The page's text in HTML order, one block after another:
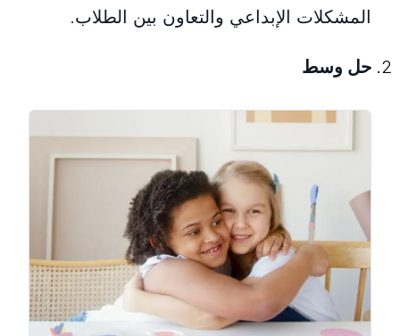
المشكلات الإبداعي والتعاون بين الطلاب.
حل وسط